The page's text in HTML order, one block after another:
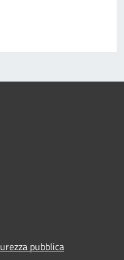
pubblica